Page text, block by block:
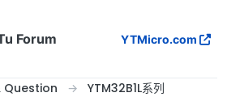
Forum
YTMicro.com
Question YTM32B1L系列